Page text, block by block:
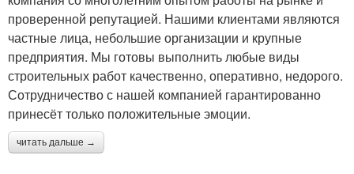
проверенной репутацией. Нашими клиентами являются
частные лица, небольшие организации и крупные
предприятия. Мы готовы выполнить любые виды
строительных работ качественно, оперативно, недорого.
Сотрудничество с нашей компанией гарантированно
принесёт только положительные эмоции.
читать дальше →